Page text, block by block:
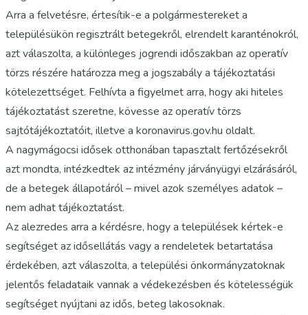
Arra a felvetésre, értesítik-e a polgármestereket a
településükön regisztrált betegekről, elrendelt karanténokról,
azt válaszolta, a különleges jogrendi időszakban az operatív
törzs részére határozza meg a jogszabály a tájékoztatási
kötelezettséget. Felhívta a figyelmet arra, hogy aki hiteles
tájékoztatást szeretne, kövesse az operatív törzs
sajtótájékoztatóit, illetve a koronavirus.gov.hu oldalt.
A nagymágocsi idősek otthonában tapasztalt fertőzésekről
azt mondta, intézkedtek az intézmény járványügyi elzárásáról,
de a betegek állapotáról – mivel azok személyes adatok –
nem adhat tájékoztatást.
Az alezredes arra a kérdésre, hogy a települések kértek-e
segítséget az idősellátás vagy a rendeletek betartatása
érdekében, azt válaszolta, a települési önkormányzatoknak
jelentős feladataik vannak a védekezésben és kötelességük
segítséget nyújtani az idős, beteg lakosoknak.